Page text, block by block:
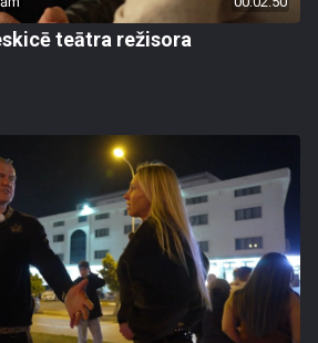
teātra režisora